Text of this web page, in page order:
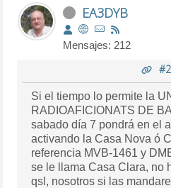
EA3DYB
Mensajes: 212
Si el tiempo lo permite la
RADIOAFICIONATS DE
sabado día 7 pondrá en el
activando la Casa Nova ó
referencia MVB-1461 y
se le llama Casa Clara, no
qsl, nosotros si las